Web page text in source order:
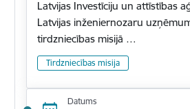
Latvijas Investīciju un attīstības
Latvijas inženiernozaru
tirdzniecības misijā …
Tirdzniecības misija
Datums